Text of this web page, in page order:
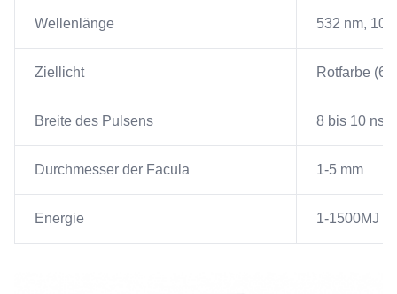
Wellenlänge 532 nm,
Ziellicht Rotfarbe
Breite des Pulsens 8 bis 10 ns
Durchmesser der Facula 1-5 mm
Energie 1-1500MJ